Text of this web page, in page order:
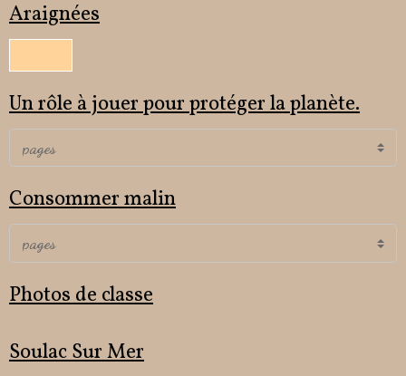
Araignées
Un rôle à jouer pour protéger la planète.
Consommer malin
Photos de classe
Soulac Sur Mer